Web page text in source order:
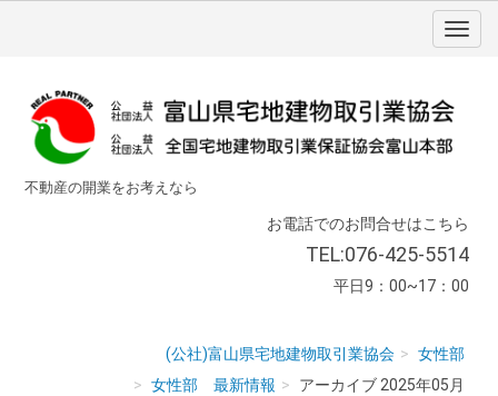
不動産の開業をお考えなら
お電話でのお問合せはこちら
TEL:076-425-5514
平日9：00~17：00
(公社)富山県宅地建物取引業協会
女性部
女性部 最新情報
アーカイブ 2025年05月